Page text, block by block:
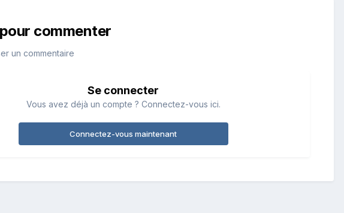
commenter
un commentaire
Se connecter
Vous avez déjà un compte ? Connectez-vous ici.
Connectez-vous maintenant